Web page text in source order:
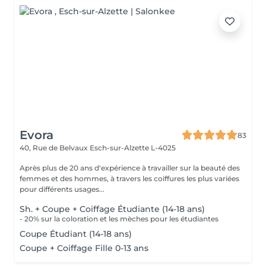
Evora
83
40, Rue de Belvaux Esch-sur-Alzette L-4025
Après plus de 20 ans d'expérience à travailler sur la beauté des
femmes et des hommes, à travers les coiffures les plus variées
pour différents usages...
Sh. + Coupe + Coiffage Étudiante (14-18 ans)
- 20% sur la coloration et les mèches pour les étudiantes
Coupe Étudiant (14-18 ans)
Coupe + Coiffage Fille 0-13 ans